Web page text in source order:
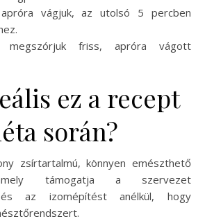
vágjuk, az utolsó 5 percben
friss, apróra vágott
ez a recept
során?
zsírtartalmú, könnyen emészthető
támogatja a szervezet
és az izomépítést anélkül, hogy